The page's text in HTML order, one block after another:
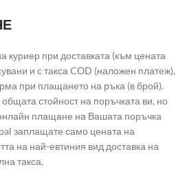
при доставката (към цената
и с такса COD (наложен платеж),
при плащането на ръка (в брой).
стойност на поръчката ви, но
плащане на Вашата поръчка
заплащате само цената на
на най-евтиния вид доставка на
такса.